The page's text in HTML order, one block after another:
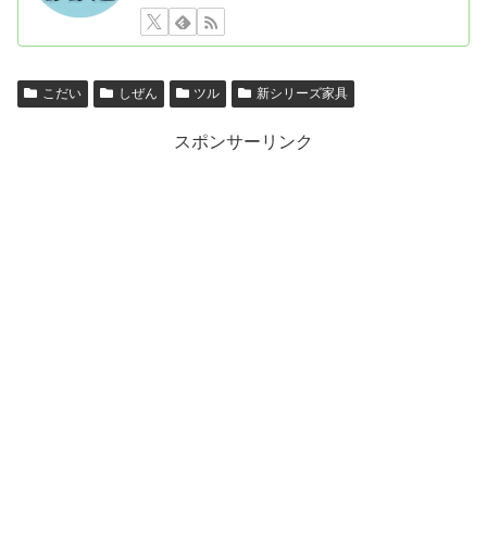
こだい しぜん ツル 新シリーズ家具
スポンサーリンク